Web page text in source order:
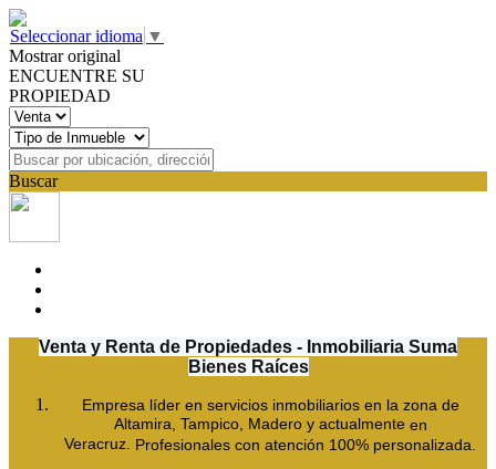
Seleccionar idioma ▼
Mostrar original
ENCUENTRE SU
PROPIEDAD
Buscar
Venta y Renta de Propiedades - Inmobiliaria Suma
Bienes Raíces
Empresa líder en servicios inmobiliarios en la zona de
Altamira, Tampico, Madero y actualmente en
Veracruz. Profesionales con atención 100% personalizada.